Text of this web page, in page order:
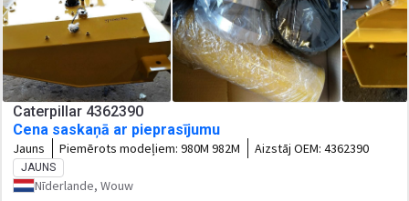
Caterpillar 4362390
Cena saskaņā ar pieprasījumu
Jauns Piemērots modeļiem: 980M 982M Aizstāj OEM: 4362390
JAUNS
Nīderlande, Wouw